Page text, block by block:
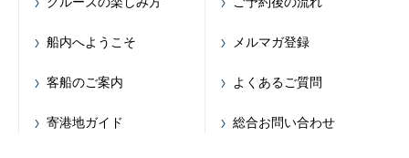
船内へようこそ
客船のご案内
寄港地ガイド
メルマガ登録
よくあるご質問
総合お問い合わせ